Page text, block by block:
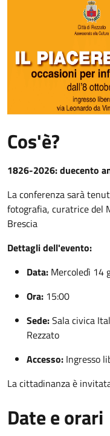
Cos'è?
1826-2026: duecento
La conferenza sarà
fotografia, curatrice del
Brescia
Dettagli dell'evento:
Data: Mercoledì 14
Ora: 15:00
Sede:Sala civica
Rezzato
Accesso: Ingresso
La cittadinanza è
Date e orari